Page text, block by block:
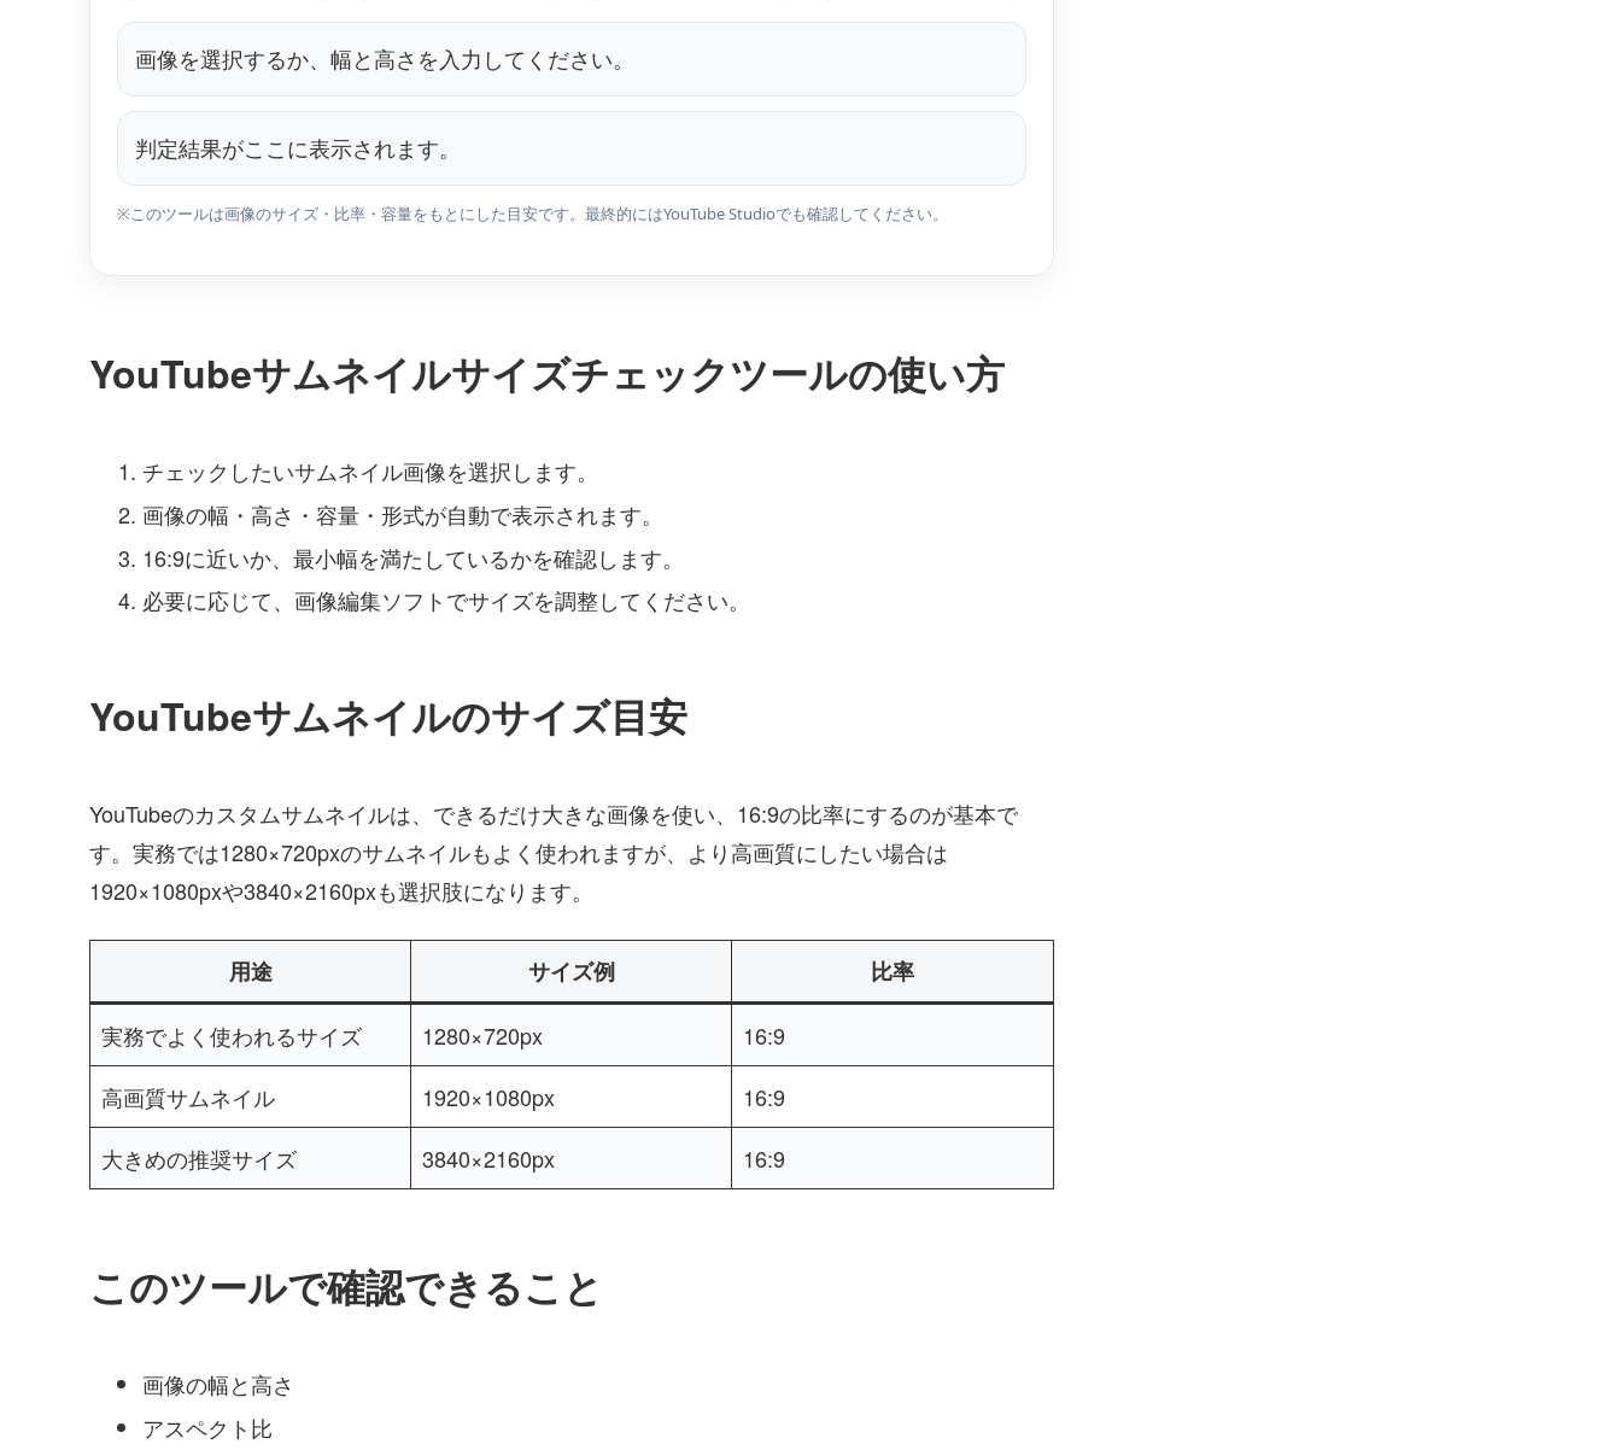
画像を選択するか、幅と高さを入力してください。
判定結果がここに表示されます。
※このツールは画像のサイズ・比率・容量をもとにした目安です。最終的にはYouTube Studioでも確認してください。
YouTubeサムネイルサイズチェックツールの使い方
チェックしたいサムネイル画像を選択します。
画像の幅・高さ・容量・形式が自動で表示されます。
16:9に近いか、最小幅を満たしているかを確認します。
必要に応じて、画像編集ソフトでサイズを調整してください。
YouTubeサムネイルのサイズ目安
YouTubeのカスタムサムネイルは、できるだけ大きな画像を使い、16:9の比率にするのが基本で
す。実務では1280×720pxのサムネイルもよく使われますが、より高画質にしたい場合は
1920×1080pxや3840×2160pxも選択肢になります。
用途 サイズ例 比率
実務でよく使われるサイズ 1280×720px
16:9
高画質サムネイル
1920×1080px
16:9
大きめの推奨サイズ
3840×2160px 16:9
このツールで確認できること
画像の幅と高さ
アスペクト比